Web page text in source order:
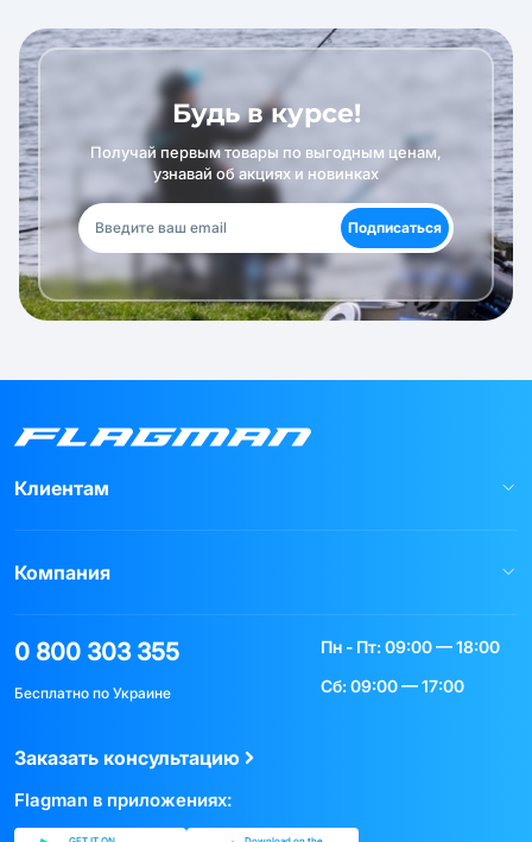
Будь в курсе!
Получай первым товары по выгодным ценам,
узнавай об акциях и новинках
Подписаться
Клиентам
Компания
0 800 303 355
Бесплатно по Украине
Пн - Пт: 09:00 — 18:00
Сб: 09:00 — 17:00
Заказать консультацию
Flagman в приложениях: